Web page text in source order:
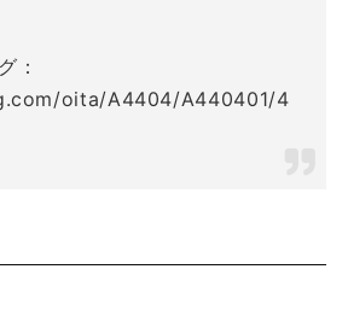
：
oita/A4404/A440401/4